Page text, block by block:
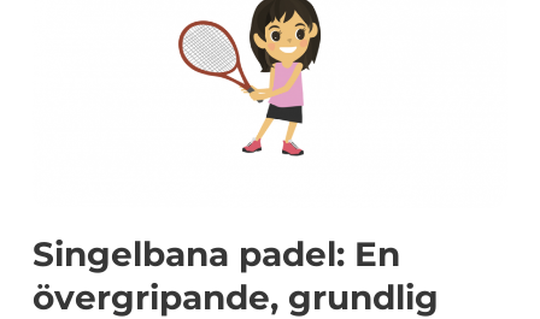
Singelbana padel: En
övergripande, grundlig